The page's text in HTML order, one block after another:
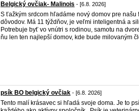
Belgický ovčiak- Malinois - [6.8. 2026]
S ťažkým srdcom hľadáme nový domov pre našu
dôvodov. Má 11 týždňov, je veľmi inteligentná a
Potrebuje byť vo vnútri s rodinou, samotu na
ňu len ten najlepší domov, kde bude milovaným
psík BO belgický ovčiak - [6.8. 2026]
Tento malí krásavec si hľadá svoje doma. Je to